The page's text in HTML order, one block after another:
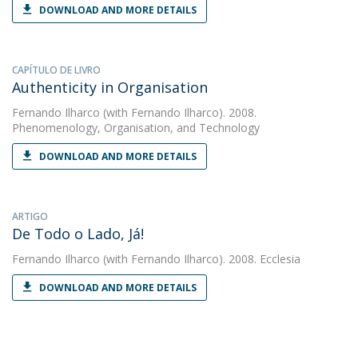
DOWNLOAD AND MORE DETAILS
CAPÍTULO DE LIVRO
Authenticity in Organisation
Fernando Ilharco (with Fernando Ilharco). 2008.
Phenomenology, Organisation, and Technology
DOWNLOAD AND MORE DETAILS
ARTIGO
De Todo o Lado, Já!
Fernando Ilharco (with Fernando Ilharco). 2008. Ecclesia
DOWNLOAD AND MORE DETAILS